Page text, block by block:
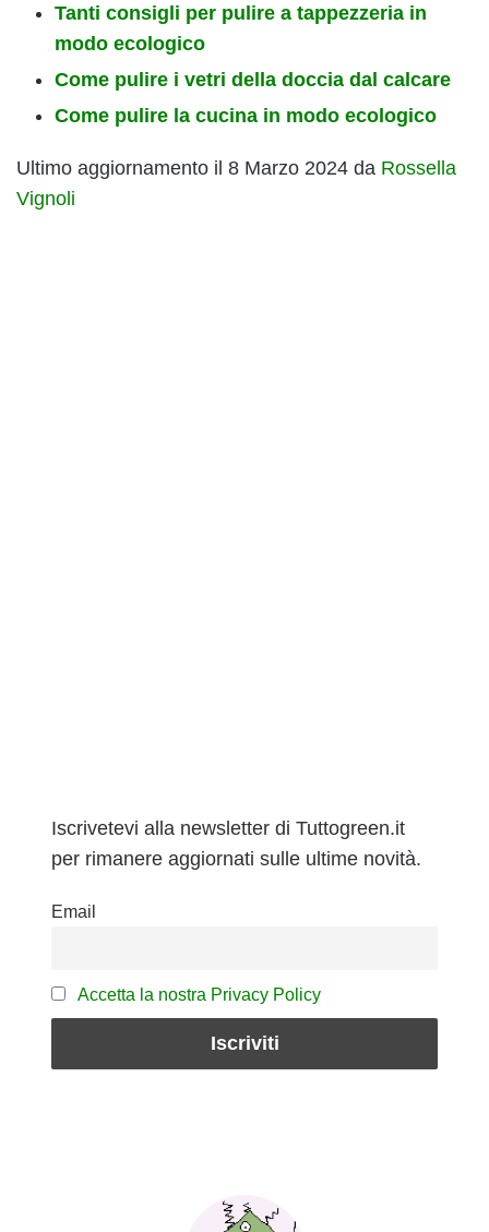
Tanti consigli per pulire a tappezzeria in
modo ecologico
Come pulire i vetri della doccia dal calcare
Come pulire la cucina in modo ecologico
Ultimo aggiornamento il 8 Marzo 2024 da Rossella
Vignoli
Iscrivetevi alla newsletter di Tuttogreen.it
per rimanere aggiornati sulle ultime novità.
Email
Accetta la nostra Privacy Policy